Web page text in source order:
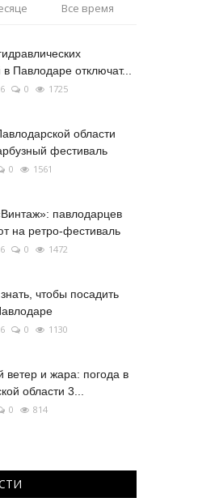
Все время
Павлодаре отключат...
0 1725
области
фестиваль
0 1561
павлодарцев
на ретро-фестиваль
0 1472
чтобы посадить
0 1130
ветер и жара: погода в
области 3...
0 814